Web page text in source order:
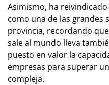
Asimismo, ha
como una de las grandes
provincia, recordando
sale al mundo lleva
puesto en valor la
empresas para superar
compleja.